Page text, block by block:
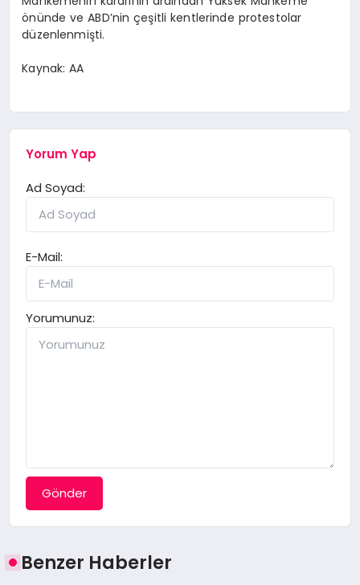
önünde ve ABD’nin çeşitli kentlerinde protestolar
düzenlenmişti.
Kaynak: AA
Yorum Yap
Ad Soyad:
E-Mail:
Yorumunuz:
Gönder
Benzer Haberler